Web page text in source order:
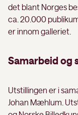
det blant Norges
ca. 20.000
er innom galleriet.
Samarbeid og
Utstillingen er i
Johan Mæhlum.